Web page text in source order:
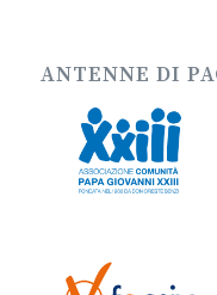
ANTENNE DI